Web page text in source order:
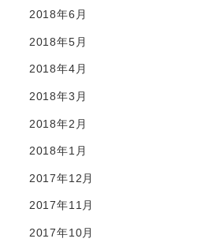
2018年6月
2018年5月
2018年4月
2018年3月
2018年2月
2018年1月
2017年12月
2017年11月
2017年10月